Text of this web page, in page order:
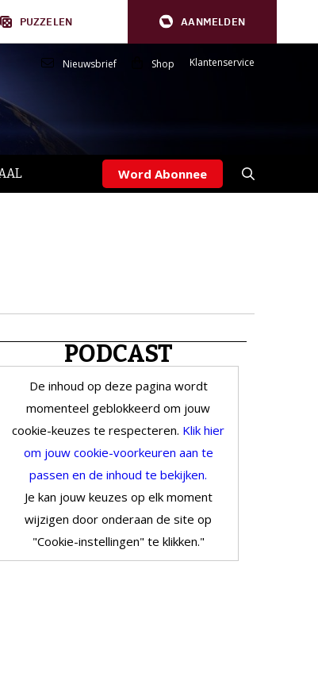
PUZZELEN AANMELDEN
Nieuwsbrief Shop Klantenservice
Word Abonnee
PODCAST
De inhoud op deze pagina wordt
momenteel geblokkeerd om jouw
cookie-keuzes te respecteren. Klik hier
om jouw cookie-voorkeuren aan te
passen en de inhoud te bekijken.
Je kan jouw keuzes op elk moment
wijzigen door onderaan de site op
"Cookie-instellingen" te klikken."